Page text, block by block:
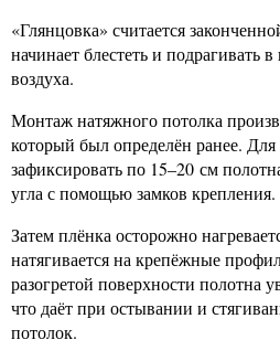
«Глянцовка» считается
начинает блестеть и подрагивать в
воздуха.
Монтаж натяжного потолка
который был определён ранее. Для
зафиксировать по 15–20 см
угла с помощью замков крепления.
Затем плёнка осторожно
натягивается на крепёжные
разогретой поверхности полотна
что даёт при остывании и
потолок.